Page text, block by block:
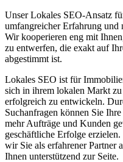
Unser Lokales SEO-Ansatz
umfangreicher Erfahrung und
Wir kooperieren eng mit
zu entwerfen, die exakt auf
abgestimmt ist.
Lokales SEO ist für
sich in ihrem lokalen Markt
erfolgreich zu entwickeln.
Suchanfragen können Sie
mehr Aufträge und Kunden
geschäftliche Erfolge
wir Sie als erfahrener Partner
Ihnen unterstützend zur Seite.